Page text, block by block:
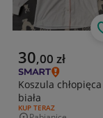
Aktualna cena
30,00 zł
Koszula chłopięca
biała
RODZAJ OFERTY:
KUP TERAZ